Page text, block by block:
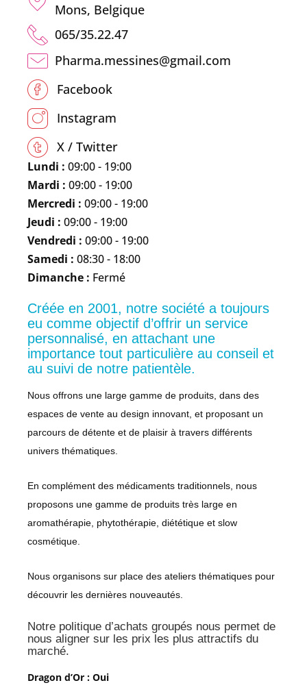
Mons, Belgique
065/35.22.47
Pharma.messines@gmail.com
Facebook
Instagram
X / Twitter
Lundi : 09:00 - 19:00
Mardi : 09:00 - 19:00
Mercredi : 09:00 - 19:00
Jeudi : 09:00 - 19:00
Vendredi : 09:00 - 19:00
Samedi : 08:30 - 18:00
Dimanche : Fermé
Créée en 2001, notre société a toujours
eu comme objectif d’offrir un service
personnalisé, en attachant une
importance tout particulière au conseil et
au suivi de notre patientèle.
Nous offrons une large gamme de produits, dans des
espaces de vente au design innovant, et proposant un
parcours de détente et de plaisir à travers différents
univers thématiques.
En complément des médicaments traditionnels, nous
proposons une gamme de produits très large en
aromathérapie, phytothérapie, diététique et slow
cosmétique.
Nous organisons sur place des ateliers thématiques pour
découvrir les dernières nouveautés.
Notre politique d’achats groupés nous permet de
nous aligner sur les prix les plus attractifs du
marché.
Dragon d’Or : Oui